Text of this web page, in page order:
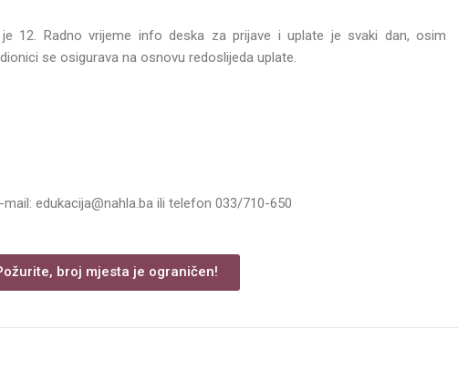
12. Radno vrijeme info deska za prijave i uplate je svaki dan, osim
se osigurava na osnovu redoslijeda uplate.
edukacija@nahla.ba ili telefon 033/710-650
broj mjesta je ograničen!